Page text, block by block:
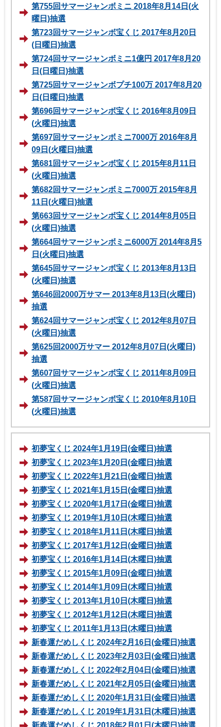
第755回サマージャンボミニ 2018年8月14日(火
曜日)抽選
第723回サマージャンボ宝くじ 2017年8月20日
(日曜日)抽選
第724回サマージャンボミニ1億円 2017年8月20
日(日曜日)抽選
第725回サマージャンボプチ100万 2017年8月20
日(日曜日)抽選
第696回サマージャンボ宝くじ 2016年8月09日
(火曜日)抽選
第697回サマージャンボミニ7000万 2016年8月
09日(火曜日)抽選
第681回サマージャンボ宝くじ 2015年8月11日
(火曜日)抽選
第682回サマージャンボミニ7000万 2015年8月
11日(火曜日)抽選
第663回サマージャンボ宝くじ 2014年8月05日
(火曜日)抽選
第664回サマージャンボミニ6000万 2014年8月5
日(火曜日)抽選
第645回サマージャンボ宝くじ 2013年8月13日
(火曜日)抽選
第646回2000万サマー 2013年8月13日(火曜日)
抽選
第624回サマージャンボ宝くじ 2012年8月07日
(火曜日)抽選
第625回2000万サマー 2012年8月07日(火曜日)
抽選
第607回サマージャンボ宝くじ 2011年8月09日
(火曜日)抽選
第587回サマージャンボ宝くじ 2010年8月10日
(火曜日)抽選
初夢宝くじ 2024年1月19日(金曜日)抽選
初夢宝くじ 2023年1月20日(金曜日)抽選
初夢宝くじ 2022年1月21日(金曜日)抽選
初夢宝くじ 2021年1月15日(金曜日)抽選
初夢宝くじ 2020年1月17日(金曜日)抽選
初夢宝くじ 2019年1月10日(木曜日)抽選
初夢宝くじ 2018年1月11日(木曜日)抽選
初夢宝くじ 2017年1月12日(金曜日)抽選
初夢宝くじ 2016年1月14日(木曜日)抽選
初夢宝くじ 2015年1月09日(金曜日)抽選
初夢宝くじ 2014年1月09日(木曜日)抽選
初夢宝くじ 2013年1月10日(木曜日)抽選
初夢宝くじ 2012年1月12日(木曜日)抽選
初夢宝くじ 2011年1月13日(木曜日)抽選
新春運だめしくじ 2024年2月16日(金曜日)抽選
新春運だめしくじ 2023年2月03日(金曜日)抽選
新春運だめしくじ 2022年2月04日(金曜日)抽選
新春運だめしくじ 2021年2月05日(金曜日)抽選
新春運だめしくじ 2020年1月31日(金曜日)抽選
新春運だめしくじ 2019年1月31日(木曜日)抽選
新春運だめしくじ 2018年2月01日(木曜日)抽選